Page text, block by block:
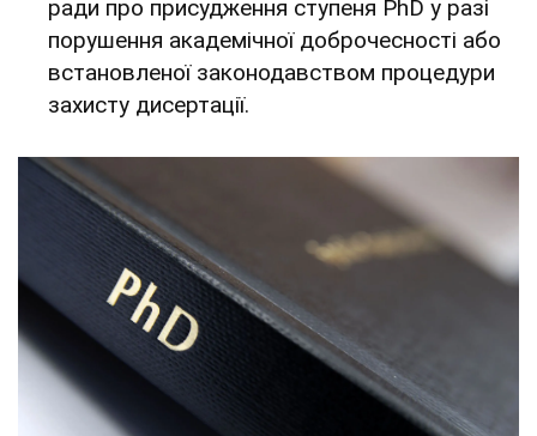
ради про присудження ступеня PhD у разі
порушення академічної доброчесності або
встановленої законодавством процедури
захисту дисертації.